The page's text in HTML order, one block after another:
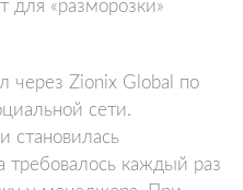
для «разморозки»
через Zionix Global по
сети.
становилась
требовалось каждый раз